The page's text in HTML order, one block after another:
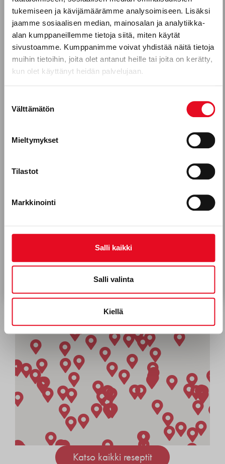
tukemiseen ja kävijämäärämme analysoimiseen. Lisäksi
jaamme sosiaalisen median, mainosalan ja analytiikka-
alan kumppaneillemme tietoja siitä, miten käytät
sivustoamme. Kumppanimme voivat yhdistää näitä tietoja
muihin tietoihin, joita olet antanut heille tai joita on kerätty,
kun olet käyttänyt heidän palvelujaan.
valinta
Välttämätön
Mieltymykset
Tilastot
Markkinointi
Salli kaikki
Salli valinta
Kiellä
HERTTONIEMI 2
SAHAAJANKATU 44
00880HELSINKI
KAJAANI
VARISTIE 2
87400KAJAANI
WOLT MARKET TURKU
KRISTIINANKATU 9
TURKU
WOLT MARKET
TIKKURILA
WOLT MARKET
HATANPÄÄN VALTATIE
28100PORI
KIRKKOKATU 63-65
Katso kaikki reseptit
Puhelinnumero
Mitkä seuraavista aihealueista
kiinnostavat sinua?
Reseptit
Porokylän leipomo Oy, leipomoala
Hyväksyn Porokylän Leipomo Oy:n viestinnän.*
Tietosuojaseloste
Tilaa uutiskirje